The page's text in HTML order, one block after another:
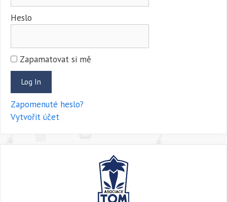
Heslo
Zapamatovat si mě
Zapomenuté heslo?
Vytvořit účet